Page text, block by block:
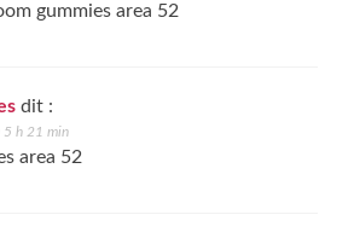
gummies area 52
dit :
h 21 min
area 52